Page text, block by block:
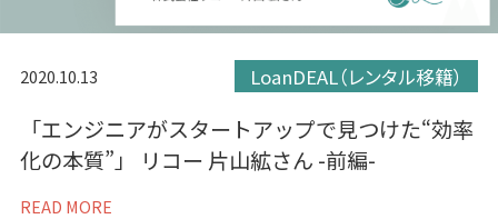
2020.10.13 LoanDEAL（レンタル移籍）
「エンジニアがスタートアップで見つけた“効率
化の本質”」 リコー 片山絋さん -前編-
READ MORE